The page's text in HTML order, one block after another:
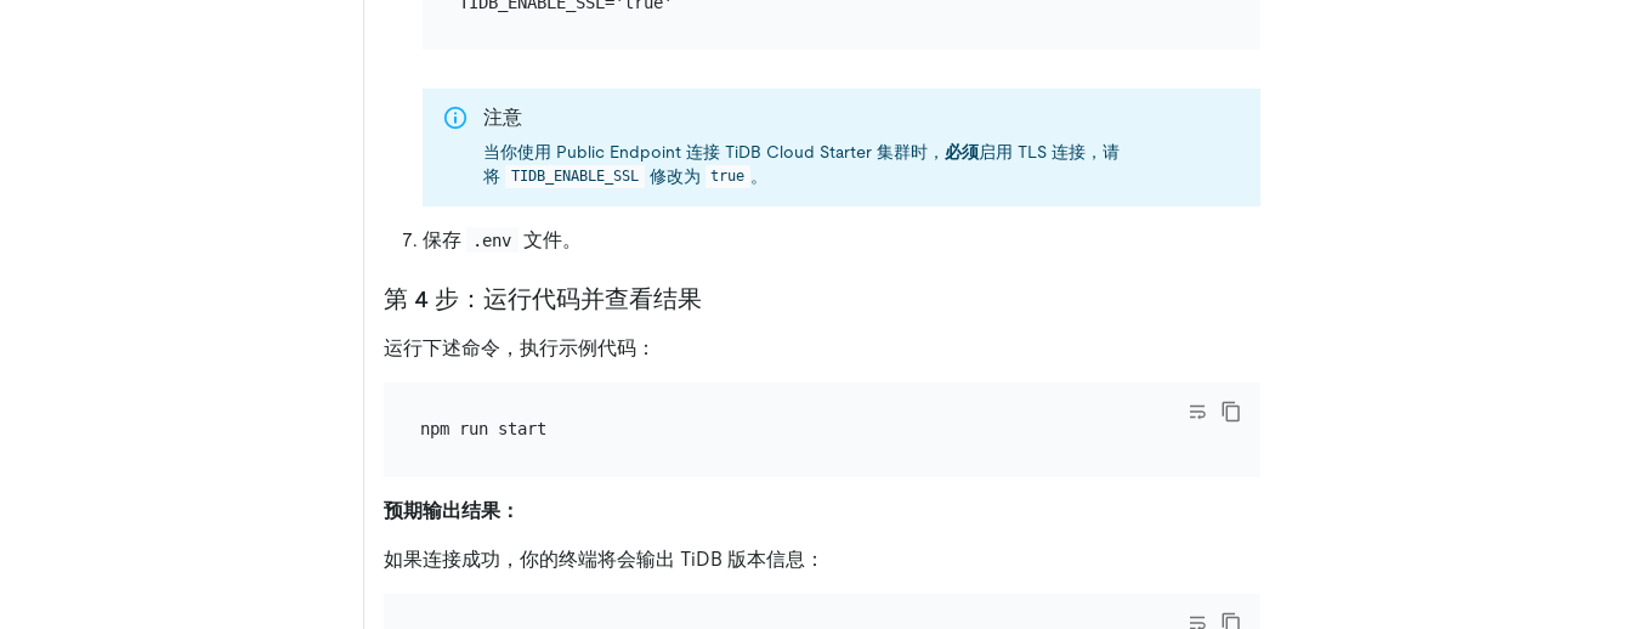
注意
当你使用 Public Endpoint 连接 TiDB Cloud Starter 集群时， 必须启用 TLS 连接，请
将
TIDB_ENABLE_SSL 修改为 true 。
保存 .env 文件。
第 4 步：运行代码并查看结果
运行下述命令，执行示例代码：
预期输出结果：
如果连接成功，你的终端将会输出 TiDB 版本信息：